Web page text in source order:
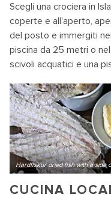
Scegli una crociera in
coperte e all'aperto,
del posto e immergiti
piscina da 25 metri o
scivoli acquatici e una
Hardfiskur dried fish with a side
CUCINA